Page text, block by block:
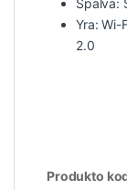
Spalva:
Yra: Wi-
2.0
Produkto